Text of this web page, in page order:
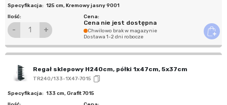
125 cm, Kremowy jasny 9001
- +
Cena nie jest dostępna
Chwilowo brak w magazynie
Dostawa 1-2 dni robocze
Regał sklepowy H240cm, półki 1x47cm, 5x37cm
TR240/133-1X47-7015
133 cm, Grafit 7015